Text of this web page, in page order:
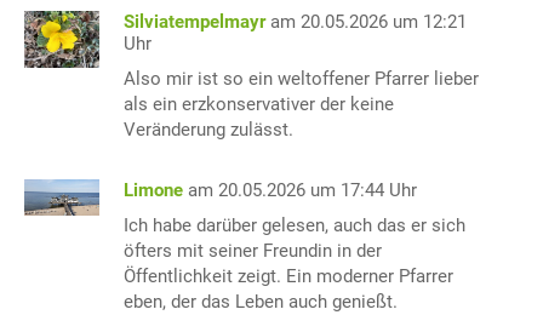
Silviatempelmayr am 20.05.2026 um 12:21
Uhr
Also mir ist so ein weltoffener Pfarrer lieber
als ein erzkonservativer der keine
Veränderung zulässt.
Limone am 20.05.2026 um 17:44 Uhr
Ich habe darüber gelesen, auch das er sich
öfters mit seiner Freundin in der
Öffentlichkeit zeigt. Ein moderner Pfarrer
eben, der das Leben auch genießt.